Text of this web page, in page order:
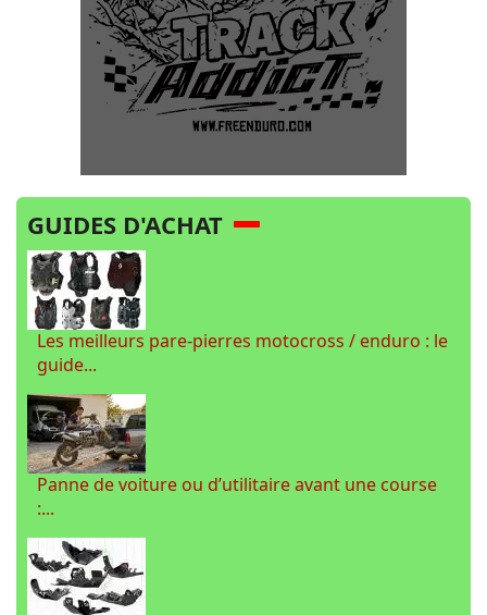
GUIDES D'ACHAT
Les meilleurs pare-pierres motocross / enduro : le
guide...
Panne de voiture ou d’utilitaire avant une course
:...